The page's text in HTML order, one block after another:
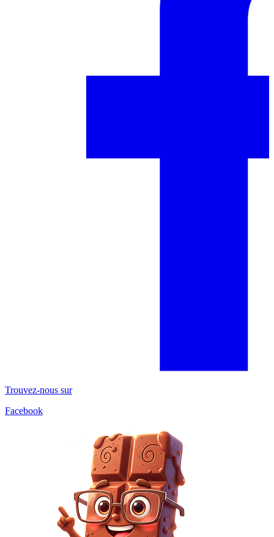
Trouvez-nous sur
Facebook